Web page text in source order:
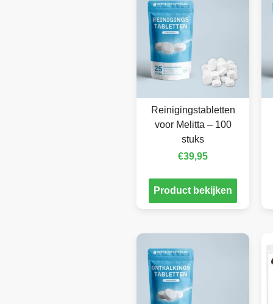
Reinigingstabletten
voor Melitta – 100
stuks
€39,95
Product bekijken